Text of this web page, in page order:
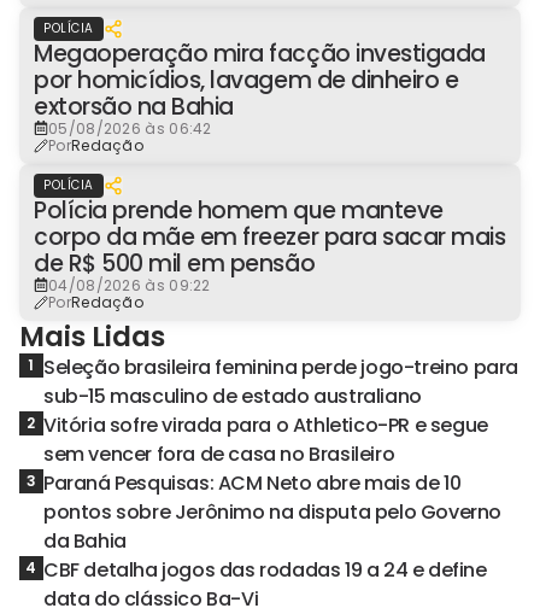
POLÍCIA
Megaoperação mira facção investigada
por homicídios, lavagem de dinheiro e
extorsão na Bahia
05/08/2026 às 06:42
PorRedação
POLÍCIA
Polícia prende homem que manteve
corpo da mãe em freezer para sacar mais
de R$ 500 mil em pensão
04/08/2026 às 09:22
PorRedação
Mais Lidas
1 Seleção brasileira feminina perde jogo-treino para
sub-15 masculino de estado australiano
2 Vitória sofre virada para o Athletico-PR e segue
sem vencer fora de casa no Brasileiro
3 Paraná Pesquisas: ACM Neto abre mais de 10
pontos sobre Jerônimo na disputa pelo Governo
da Bahia
4 CBF detalha jogos das rodadas 19 a 24 e define
data do clássico Ba-Vi